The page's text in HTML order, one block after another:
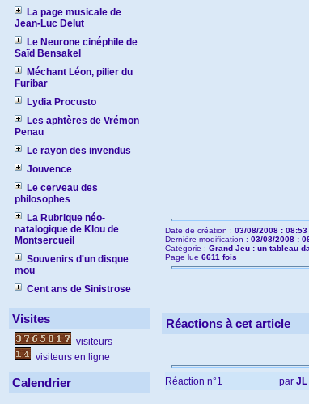
La page musicale de
Jean-Luc Delut
Le Neurone cinéphile de
Saïd Bensakel
Méchant Léon, pilier du
Furibar
Lydia Procusto
Les aphtères de Vrémon
Penau
Le rayon des invendus
Jouvence
Le cerveau des
philosophes
La Rubrique néo-
natalogique de Klou de
Montsercueil
Souvenirs d'un disque
mou
Cent ans de Sinistrose
Visites
visiteurs
visiteurs en ligne
Calendrier
Date de création : 03/08/2008 : 08:53
Dernière modification : 03/08/2008 :
Catégorie : Grand Jeu : un tableau
Page lue 6611 fois
Réactions à cet article
Réaction n°1 par JL